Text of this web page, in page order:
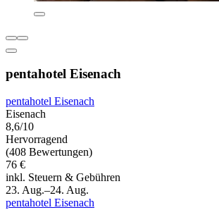
pentahotel Eisenach
pentahotel Eisenach
Eisenach
8,6/10
Hervorragend
(408 Bewertungen)
76 €
inkl. Steuern & Gebühren
23. Aug.–24. Aug.
pentahotel Eisenach